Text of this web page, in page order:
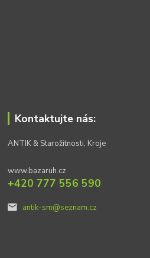
Kontaktujte nás:
ANTIK & Starožitnosti, Kroje
www.bazaruh.cz
+420 777 556 590
antik-sm@seznam.cz